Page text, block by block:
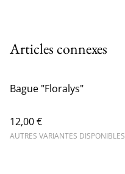
Articles connexes
Bague "Floralys"
12,00 €
AUTRES VARIANTES DISPONIBLES